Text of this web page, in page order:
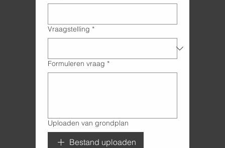
Vraagstelling *
Formuleren vraag *
Uploaden van grondplan
Bestand uploaden